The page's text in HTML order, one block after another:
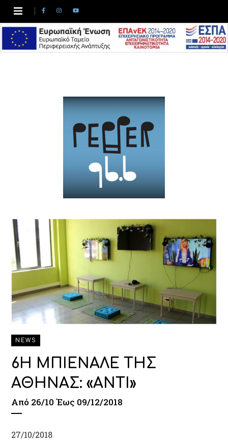
NEWS
6Η ΜΠΙΕΝΑΛΕ ΤΗΣ
ΑΘΗΝΑΣ: «ANTI»
Από 26/10 Έως 09/12/2018
27/10/2018